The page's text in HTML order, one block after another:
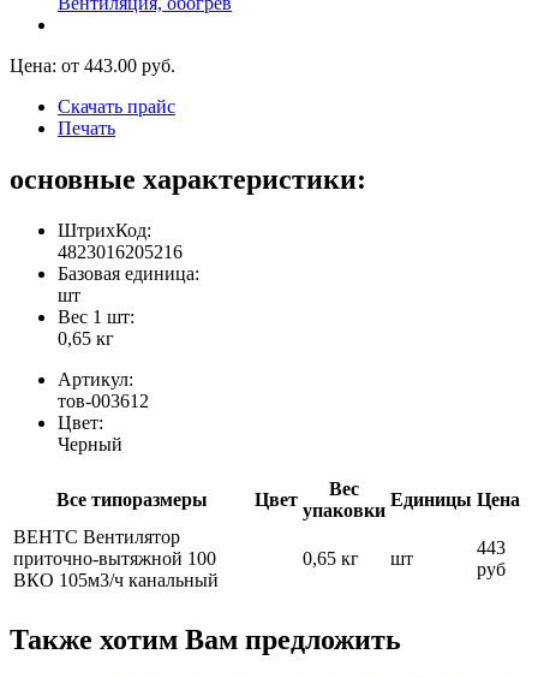
Цена: от 443.00 руб.
Скачать прайс
Печать
основные характеристики:
ШтрихКод:
4823016205216
Базовая единица:
шт
Вес 1 шт:
0,65 кг
Артикул:
тов-003612
Цвет:
Черный
Все типоразмеры Цвет
Вес
упаковки
Единицы Цена
ВЕНТС Вентилятор
приточно-вытяжной 100
ВКО 105м3/ч канальный
0,65 кг шт
443
руб
Также хотим Вам предложить